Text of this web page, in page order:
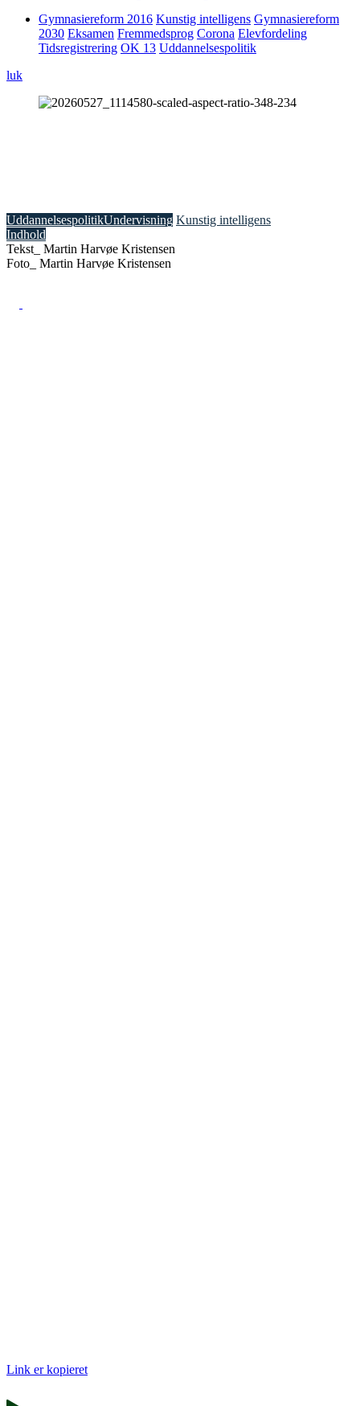
Gymnasiereform 2016 Kunstig intelligens Gymnasiereform
2030 Eksamen Fremmedsprog Corona Elevfordeling
Tidsregistrering OK 13 Uddannelsespolitik
luk
UddannelsespolitikUndervisning Kunstig intelligens
Indhold
Tekst_ Martin Harvøe Kristensen
Foto_ Martin Harvøe Kristensen
Link er kopieret